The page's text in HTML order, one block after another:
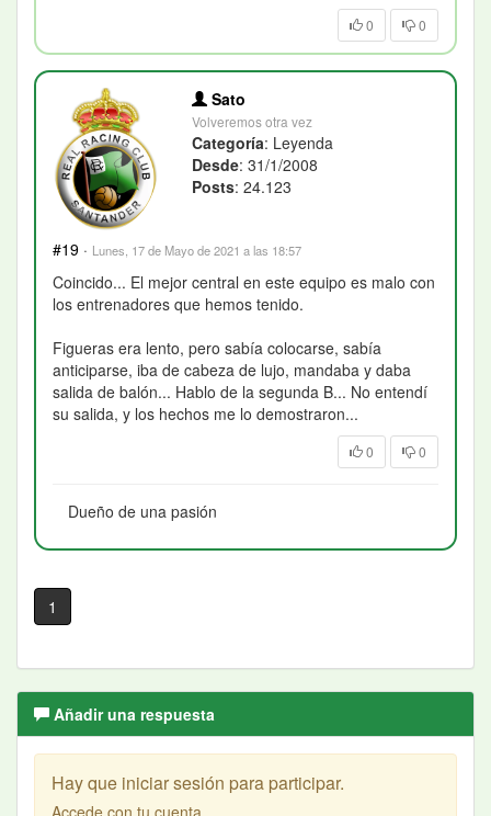
0 0
Sato
Volveremos otra vez
Categoría: Leyenda
Desde: 31/1/2008
Posts: 24.123
#19 · Lunes, 17 de Mayo de 2021 a las 18:57
Coincido... El mejor central en este equipo es malo con
los entrenadores que hemos tenido.
Figueras era lento, pero sabía colocarse, sabía
anticiparse, iba de cabeza de lujo, mandaba y daba
salida de balón... Hablo de la segunda B... No entendí
su salida, y los hechos me lo demostraron...
0 0
Dueño de una pasión
1
Añadir una respuesta
Hay que iniciar sesión para participar.